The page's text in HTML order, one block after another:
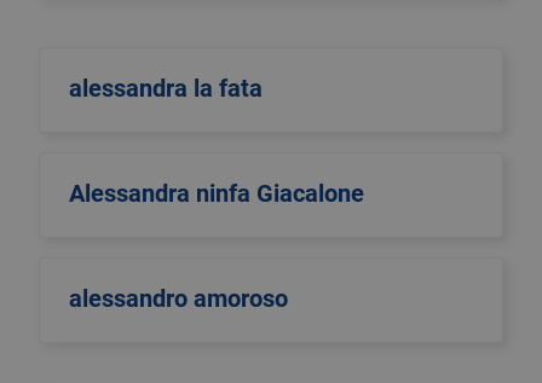
alessandra la fata
Alessandra ninfa Giacalone
alessandro amoroso